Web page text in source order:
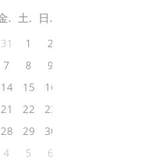
金 土 日
31 1
2
7 8
9
14 15
16
21 22
23
28 29
30
4 5 6